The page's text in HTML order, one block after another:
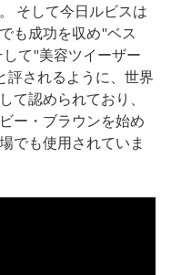
そして今日ルビスは
も成功を収め"ベス
して"美容ツイーザー
評されるように、世界
て認められており、
ー・ブラウンを始め
でも使用されていま